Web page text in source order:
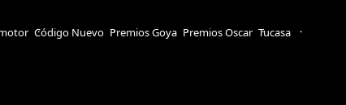
Código Nuevo Premios Goya Premios Oscar Tucasa